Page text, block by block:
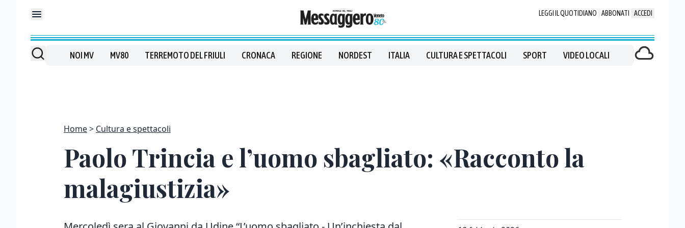
LEGGI IL QUOTIDIANO ABBONATI ACCEDI
NOI MV MV80 TERREMOTO DEL FRIULI CRONACA REGIONE NORDEST ITALIA CULTURA E SPETTACOLI SPORT VIDEO LOCALI
Home Cultura e spettacoli
Paolo Trincia e l’uomo sbagliato: «Racconto la
malagiustizia»